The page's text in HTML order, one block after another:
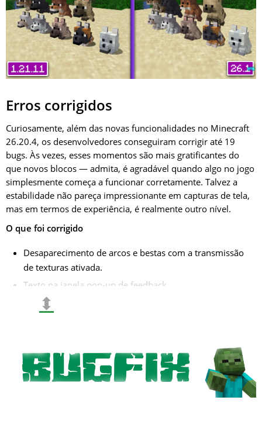
trombeta; será que alguém já conseguiu tocar algo
significativo com ela?
Erros corrigidos
Curiosamente, além das novas funcionalidades no Minecraft
26.20.4, os desenvolvedores conseguiram corrigir até 19
bugs. Às vezes, esses momentos são mais gratificantes do
que novos blocos — admita, é agradável quando algo no jogo
simplesmente começa a funcionar corretamente. Talvez a
estabilidade não pareça impressionante em capturas de tela,
mas em termos de experiência, é realmente outro nível.
O que foi corrigido
Desaparecimento de arcos e bestas com a transmissão
de texturas ativada.
Texto na janela pop-up de feedback.
Legendas ausentes para filhotes.
blocos adjacentes.
Execução do comando
/loot.
⬍